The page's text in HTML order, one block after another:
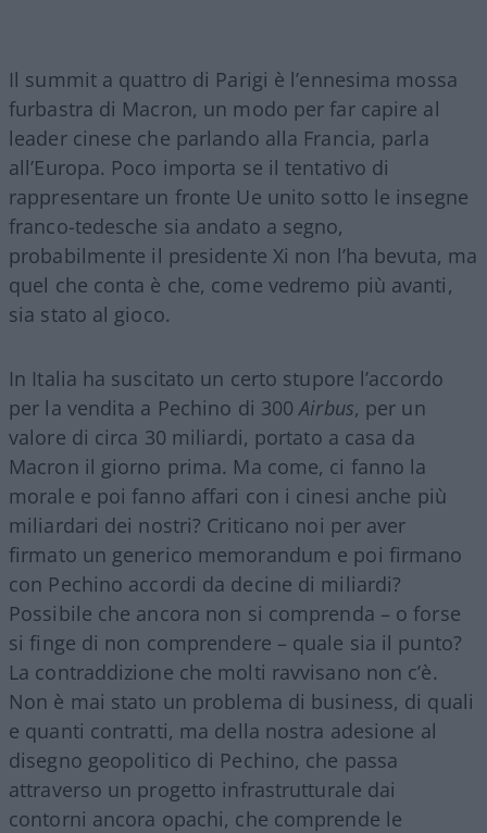
Il summit a quattro di Parigi è l’ennesima mossa
furbastra di Macron, un modo per far capire al
leader cinese che parlando alla Francia, parla
all’Europa. Poco importa se il tentativo di
rappresentare un fronte Ue unito sotto le insegne
franco-tedesche sia andato a segno,
probabilmente il presidente Xi non l’ha bevuta, ma
quel che conta è che, come vedremo più avanti,
sia stato al gioco.
In Italia ha suscitato un certo stupore l’accordo
per la vendita a Pechino di 300Airbus, per un
valore di circa 30 miliardi, portato a casa da
Macron il giorno prima. Ma come, ci fanno la
morale e poi fanno affari con i cinesi anche più
miliardari dei nostri? Criticano noi per aver
firmato un generico memorandum e poi firmano
con Pechino accordi da decine di miliardi?
Possibile che ancora non si comprenda – o forse
si finge di non comprendere – quale sia il punto?
La contraddizione che molti ravvisano non c’è.
Non è mai stato un problema di business, di quali
e quanti contratti, ma della nostra adesione al
disegno geopolitico di Pechino, che passa
attraverso un progetto infrastrutturale dai
contorni ancora opachi, che comprende le